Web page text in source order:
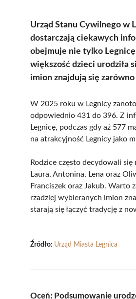
Urząd Stanu Cywilnego w
dostarczają ciekawych
obejmuje nie tylko
większość dzieci urodziła
imion znajdują się
W 2025 roku w Legnicy
odpowiednio 431 do 396. Z
Legnicę, podczas gdy aż 577
na atrakcyjność Legnicy jako
Rodzice często decydowali
Laura, Antonina, Lena oraz
Franciszek oraz Jakub.
rzadziej wybieranych imion
starają się łączyć tradycję z
Źródło: Urząd Miasta Legnica
Oceń: Podsumowanie